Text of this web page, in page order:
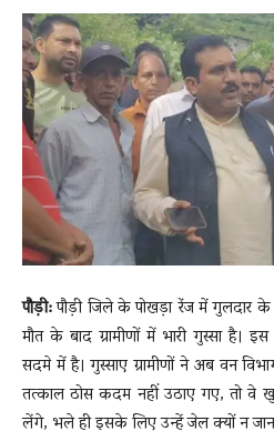
Breaking
News
LIVE
पौड़ी:पौड़ी जिले के पोखड़ा रेंज में गुलदार के
मौत के बाद ग्रामीणों में भारी गुस्सा है।
सदमे में है। गुस्साए ग्रामीणों ने अब वन
तत्काल ठोस कदम नहीं उठाए गए, तो वे
लेंगे, भले ही इसके लिए उन्हें जेल क्यों न